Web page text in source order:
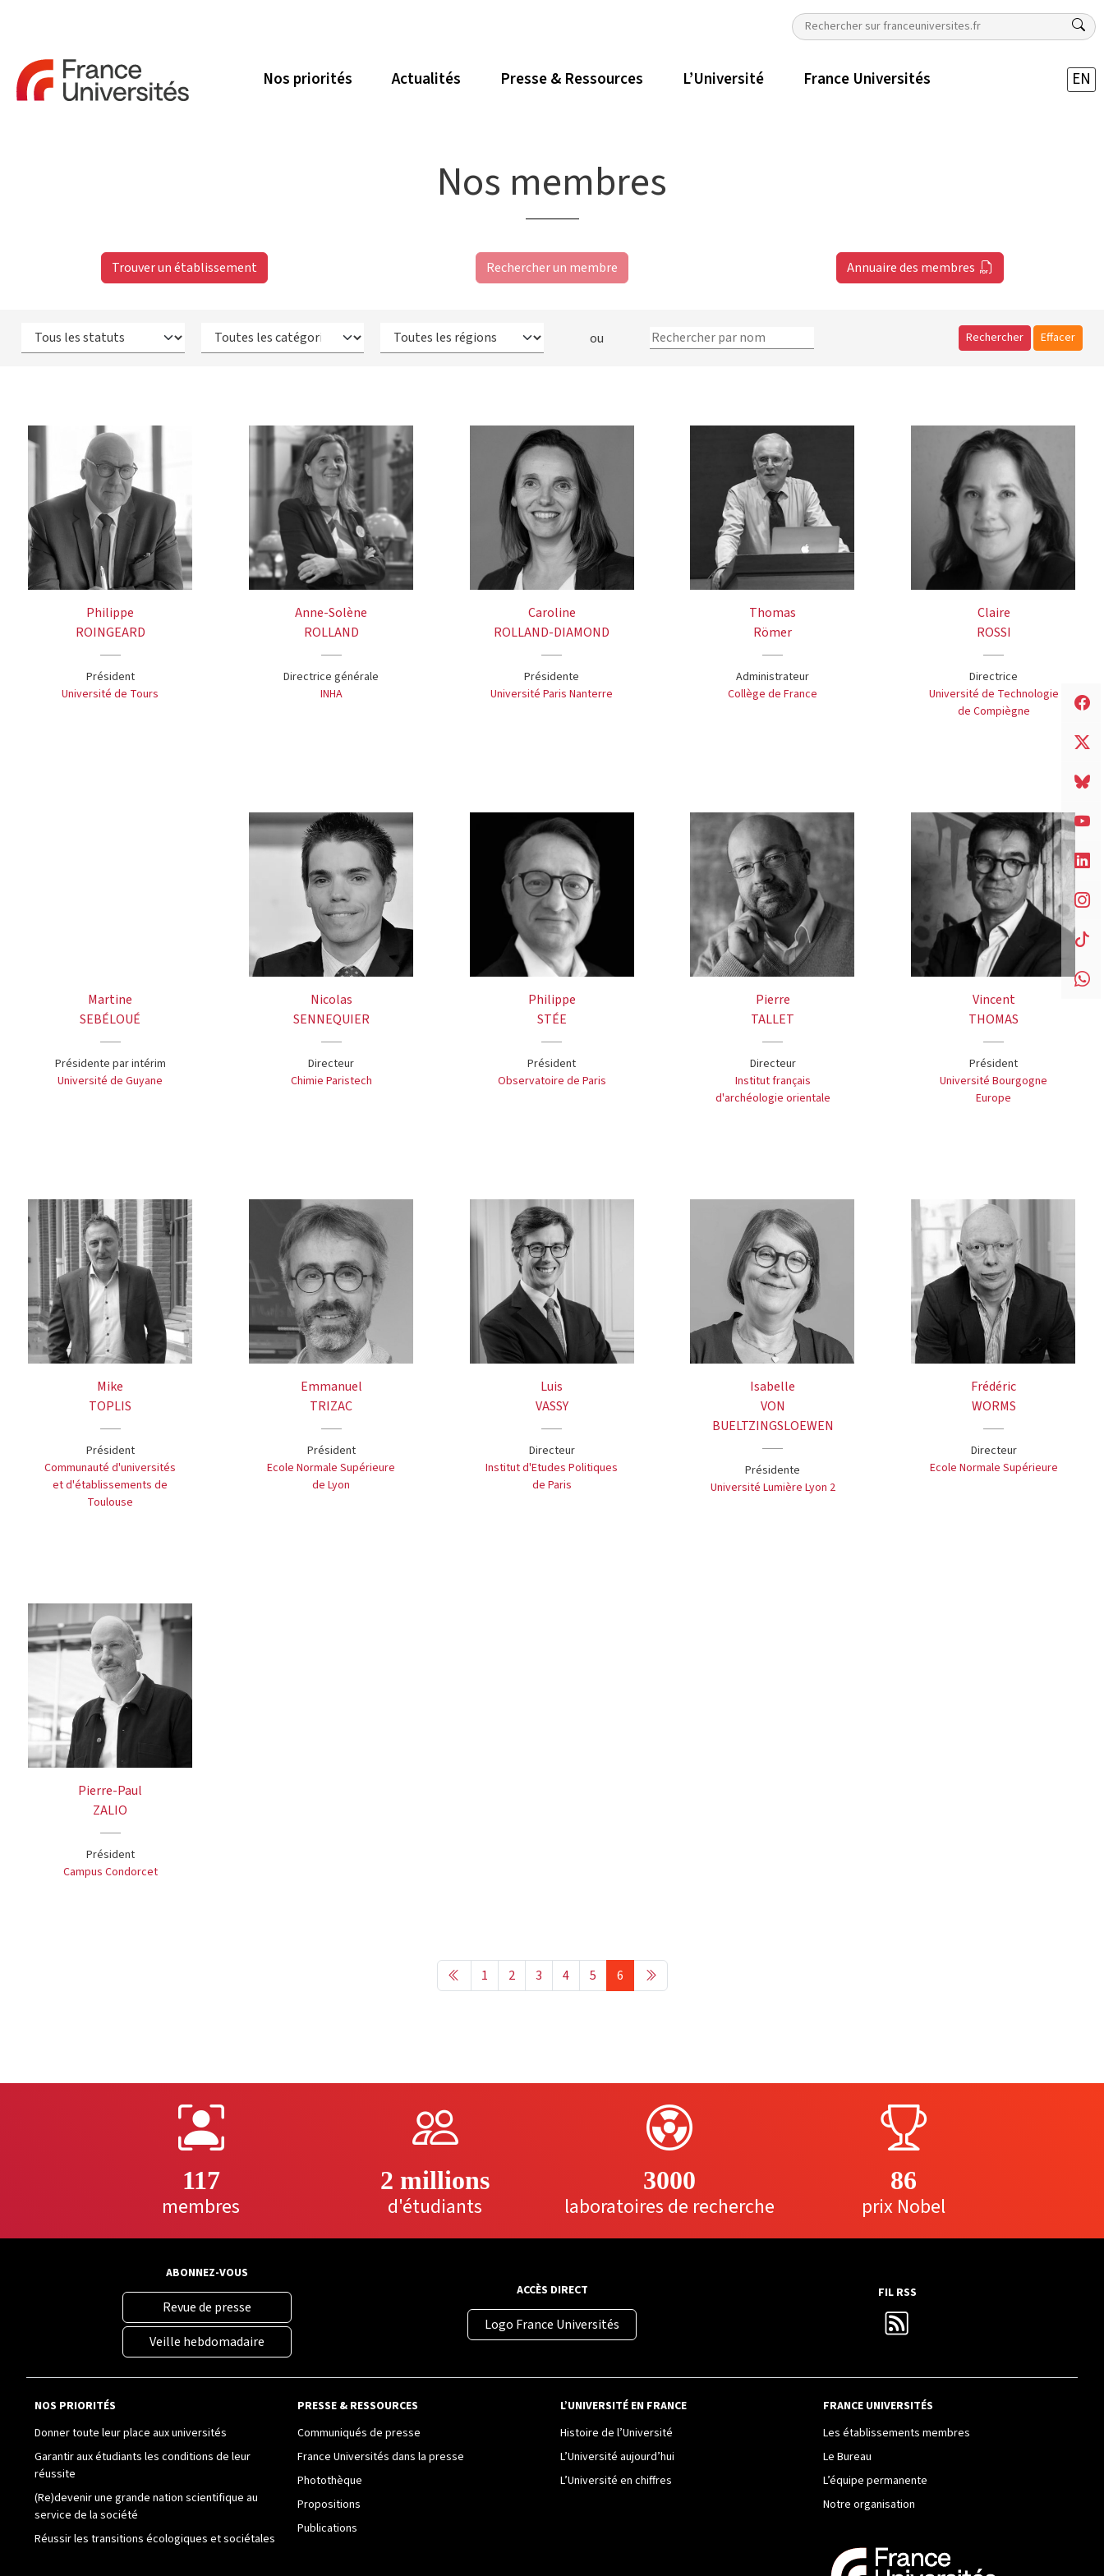
Nos priorités Actualités Presse & Ressources L’Université France Universités EN
Nos membres
Trouver un établissement Rechercher un membre Annuaire des membres
ou
Philippe
ROINGEARD
Président
Université de Tours
Anne-Solène
ROLLAND
Directrice générale
INHA
Caroline
ROLLAND-DIAMOND
Présidente
Université Paris Nanterre
Thomas
Römer
Administrateur
Collège de France
Claire
ROSSI
Directrice
Université de Technologie
de Compiègne
Martine
SEBÉLOUÉ
Présidente par intérim
Université de Guyane
Nicolas
SENNEQUIER
Directeur
Chimie Paristech
Philippe
STÉE
Président
Observatoire de Paris
Pierre
TALLET
Directeur
Institut français
d'archéologie orientale
Vincent
THOMAS
Président
Université Bourgogne
Europe
Mike
TOPLIS
Président
Communauté d'universités
et d'établissements de
Toulouse
Emmanuel
TRIZAC
Président
Ecole Normale Supérieure
de Lyon
Luis
VASSY
Directeur
Institut d'Etudes Politiques
de Paris
Isabelle
VON
BUELTZINGSLOEWEN
Présidente
Université Lumière Lyon 2
Frédéric
WORMS
Directeur
Ecole Normale Supérieure
Pierre-Paul
ZALIO
Président
Campus Condorcet
1 2 3 4 5 6
117
membres
2 millions
d'étudiants
3000
laboratoires de recherche
86
prix Nobel
ABONNEZ-VOUS
Revue de presse
Veille hebdomadaire
ACCÈS DIRECT
Logo France Universités
FIL RSS
NOS PRIORITÉS
Donner toute leur place aux universités
Garantir aux étudiants les conditions de leur
réussite
(Re)devenir une grande nation scientifique au
service de la société
Réussir les transitions écologiques et sociétales
PRESSE & RESSOURCES
Communiqués de presse
France Universités dans la presse
Photothèque
Propositions
Publications
L’UNIVERSITÉ EN FRANCE
Histoire de l’Université
L’Université aujourd’hui
L’Université en chiffres
FRANCE UNIVERSITÉS
Les établissements membres
Le Bureau
L’équipe permanente
Notre organisation